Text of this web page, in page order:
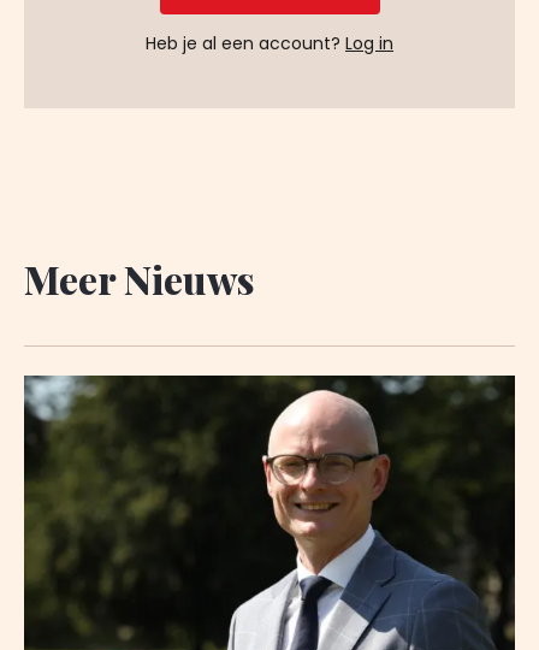
Heb je al een account? Log in
Meer Nieuws